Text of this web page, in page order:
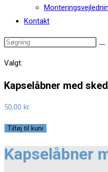
Kontakt
Valgt:
Kapselåbner med
50,00 kr.
Kapselåbner
skede
Tilføj til kurv
Kapselåbner